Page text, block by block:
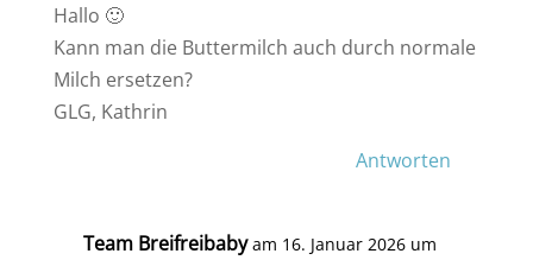
Hallo 🙂
Kann man die Buttermilch auch durch normale
Milch ersetzen?
GLG, Kathrin
Antworten
Team Breifreibaby am 16. Januar 2026 um